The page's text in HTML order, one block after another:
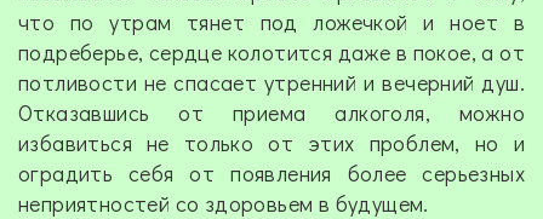
что по утрам тянет под ложечкой и ноет в
подреберье, сердце колотится даже в покое, а от
потливости не спасает утренний и вечерний душ.
Отказавшись от приема алкоголя, можно
избавиться не только от этих проблем, но и
оградить себя от появления более серьезных
неприятностей со здоровьем в будущем.